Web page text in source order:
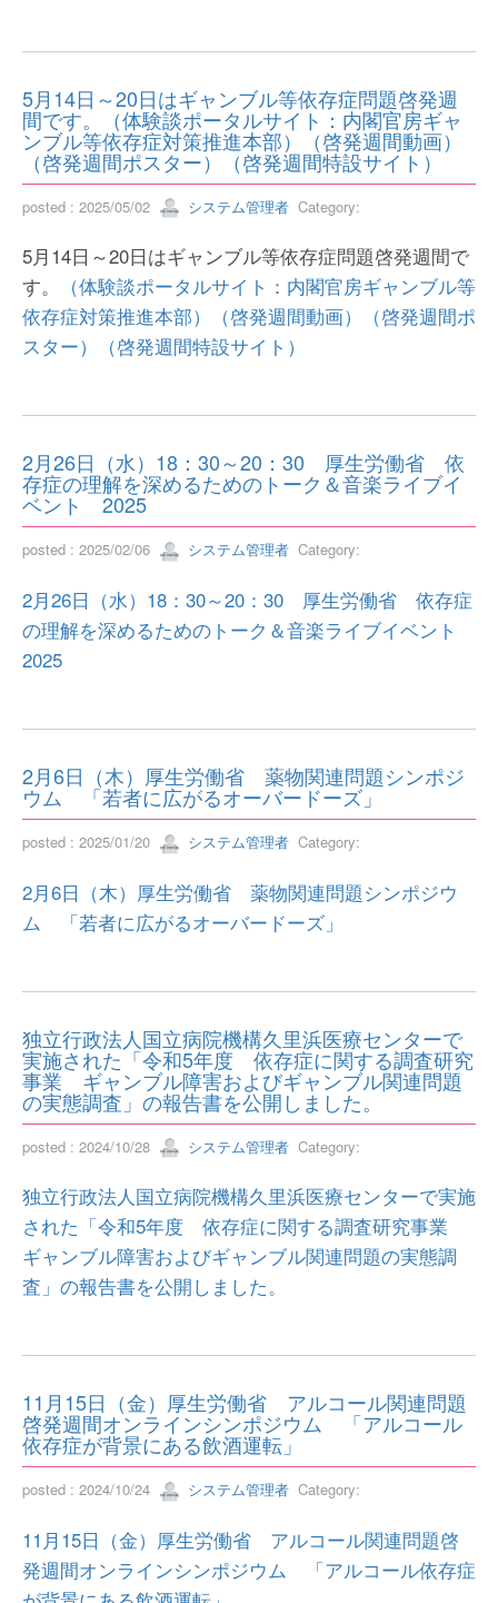
5月14日～20日はギャンブル等依存症問題啓発週
間です。（体験談ポータルサイト：内閣官房ギャ
ンブル等依存症対策推進本部）（啓発週間動画）
（啓発週間ポスター）（啓発週間特設サイト）
posted : 2025/05/02 システム管理者 Category:
5月14日～20日はギャンブル等依存症問題啓発週間で
す。
（体験談ポータルサイト：内閣官房ギャンブル等
依存症対策推進本部）
（啓発週間動画）
（啓発週間ポ
スター）
（啓発週間特設サイト）
2月26日（水）18：30～20：30 厚生労働省 依
存症の理解を深めるためのトーク＆音楽ライブイ
ベント 2025
posted : 2025/02/06 システム管理者 Category:
2月26日（水）18：30～20：30 厚生労働省 依存症
の理解を深めるためのトーク＆音楽ライブイベント
2025
2月6日（木）厚生労働省 薬物関連問題シンポジ
ウム 「若者に広がるオーバードーズ」
posted : 2025/01/20 システム管理者 Category:
2月6日（木）厚生労働省 薬物関連問題シンポジウ
ム 「若者に広がるオーバードーズ」
独立行政法人国立病院機構久里浜医療センターで
実施された「令和5年度 依存症に関する調査研究
事業 ギャンブル障害およびギャンブル関連問題
の実態調査」の報告書を公開しました。
posted : 2024/10/28 システム管理者 Category:
独立行政法人国立病院機構久里浜医療センターで実施
された「令和5年度 依存症に関する調査研究事業
ギャンブル障害およびギャンブル関連問題の実態調
査」の報告書を公開しました。
11月15日（金）厚生労働省 アルコール関連問題
啓発週間オンラインシンポジウム 「アルコール
依存症が背景にある飲酒運転」
posted : 2024/10/24 システム管理者 Category:
11月15日（金）厚生労働省 アルコール関連問題啓
発週間オンラインシンポジウム 「アルコール依存症